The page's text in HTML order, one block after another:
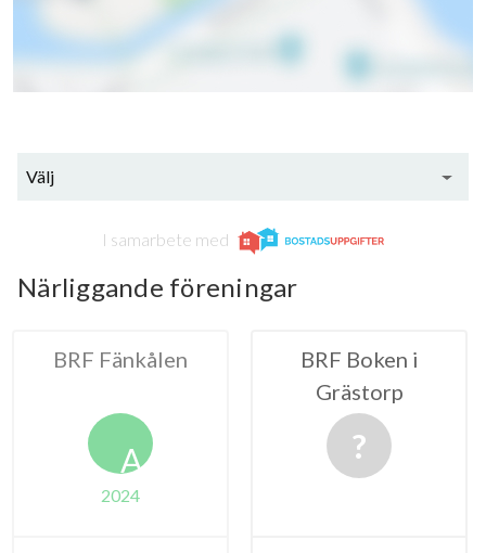
Välj
I samarbete med
Närliggande föreningar
BRF Boken i
BRF